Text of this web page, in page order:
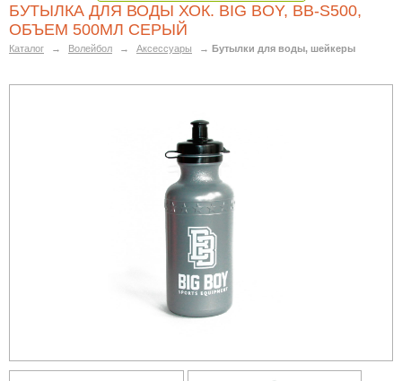
БУТЫЛКА ДЛЯ ВОДЫ ХОК. BIG BOY, BB-S500,
ОБЪЕМ 500МЛ СЕРЫЙ
Каталог → Волейбол → Аксессуары → Бутылки для воды, шейкеры